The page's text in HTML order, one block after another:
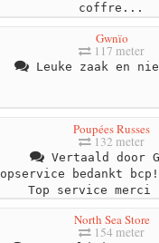
coffre...
Gwnïo
117 meter
Leuke zaak en
Poupées Russes
132 meter
Vertaald door
bedankt
Top service merci
North Sea Store
154 meter